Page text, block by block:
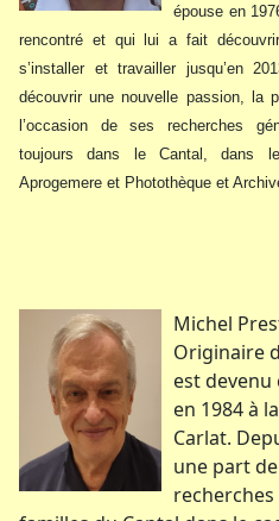
épouse en
rencontré et qui lui a fait
s’installer et travailler jusqu’en
découvrir une nouvelle passion, la
l’occasion de ses recherches
toujours dans le Cantal, dans
Aprogemere et Photothèque et
Michel
Originaire
est
en 1984 à
Carlat.
une part